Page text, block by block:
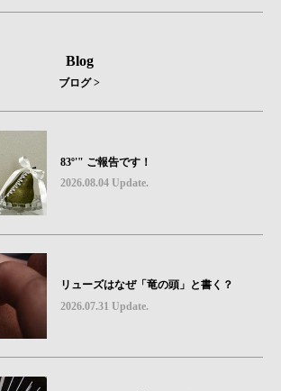
Blog
ブログ >
83º'" ご報告です！
2026.08.04 Update.
リューズはなぜ「竜の頭」と書く？
2026.07.31 Update.